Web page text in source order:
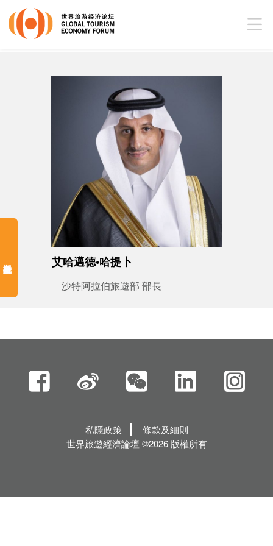
艾哈邁德•哈提卜
沙特阿拉伯旅遊部 部長
私隱政策
條款及細則
世界旅遊經濟論壇 ©2026 版權所有